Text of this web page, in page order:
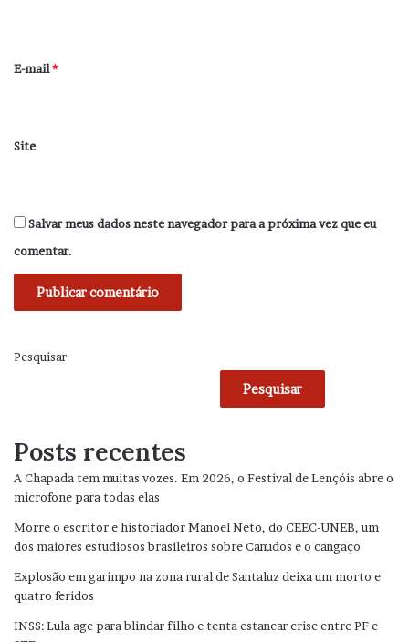
*
E-mail*
Site
Salvar meus dados neste navegador para a próxima vez que eu
comentar.
Pesquisar
Pesquisar
Posts recentes
A Chapada tem muitas vozes. Em 2026, o Festival de Lençóis abre o
microfone para todas elas
Morre o escritor e historiador Manoel Neto, do CEEC-UNEB, um
dos maiores estudiosos brasileiros sobre Canudos e o cangaço
Explosão em garimpo na zona rural de Santaluz deixa um morto e
quatro feridos
INSS: Lula age para blindar filho e tenta estancar crise entre PF e